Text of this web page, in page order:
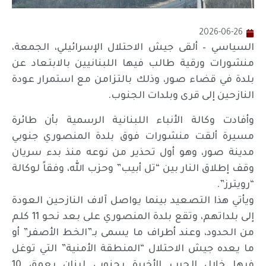
2026-06-26
السياسي – ألقى جيش الاحتلال الإسرائيلي، الجمعة،
منشورات ورقية طالب فيها اللبنانيين بالابتعاد عن
بلدة في قضاء صور، وذلك بالتزامن مع استمرار عودة
النازحين إلى قرى وبلدات الجنوب.
وأفادت وكالة الأنباء اللبنانية الرسمية بأن طائرة
مسيرة ألقت منشورات فوق بلدة المنصوري جنوبي
مدينة صور، وهو أول تحذير من نوعه منذ بدء سريان
وقف إطلاق النار بين “تل أبيب” وحزب الله، وفقاً لوكالة
“رويترز”.
ويأتي هذا التصعيد بينما يواصل آلاف النازحين العودة
إلى بلداتهم، وتقع بلدة المنصوري على بعد نحو 11 كلم
من الحدود، وعند أطراف ما يسمى بـ”الخط الأصفر” أو
ما يعده جيش الاحتلال “المنطقة الأمنية” التي توغل